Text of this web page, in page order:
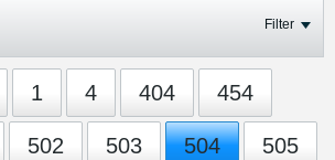
Filter
1 4 404 454
502 503 504 505